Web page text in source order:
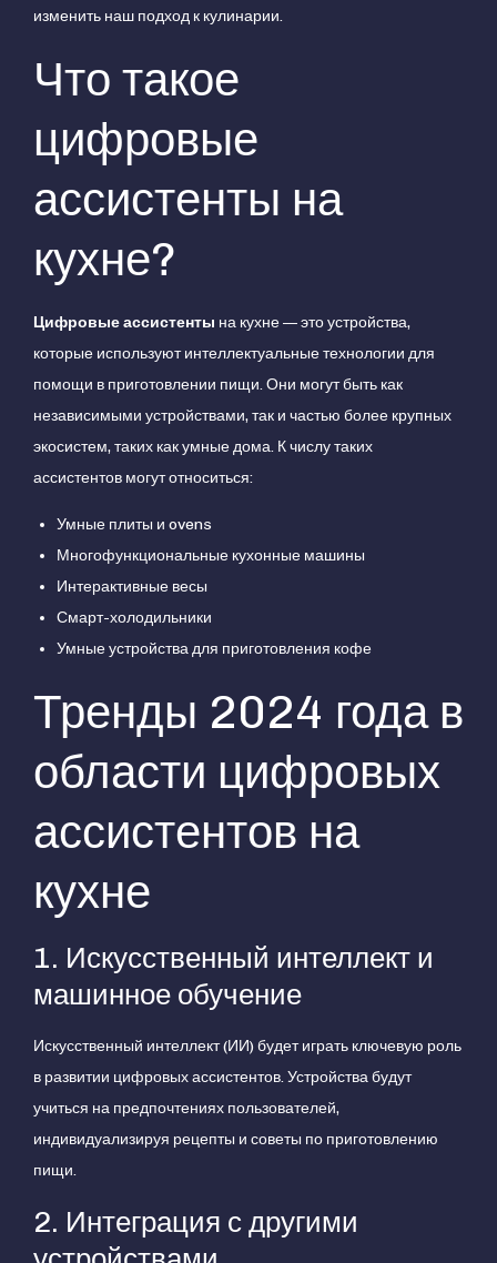
изменить наш подход к кулинарии.
Что такое
цифровые
ассистенты на
кухне?
Цифровые ассистенты на кухне — это устройства,
которые используют интеллектуальные технологии для
помощи в приготовлении пищи. Они могут быть как
независимыми устройствами, так и частью более крупных
экосистем, таких как умные дома. К числу таких
ассистентов могут относиться:
Умные плиты и ovens
Многофункциональные кухонные машины
Интерактивные весы
Смарт-холодильники
Умные устройства для приготовления кофе
Тренды 2024 года в
области цифровых
ассистентов на
кухне
1. Искусственный интеллект и
машинное обучение
Искусственный интеллект (ИИ) будет играть ключевую роль
в развитии цифровых ассистентов. Устройства будут
учиться на предпочтениях пользователей,
индивидуализируя рецепты и советы по приготовлению
пищи.
2. Интеграция с другими